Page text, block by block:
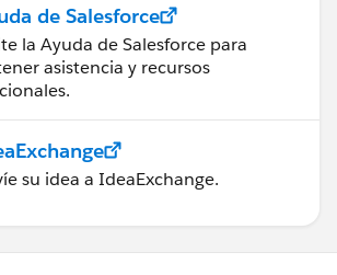
de Salesforce
la Ayuda de Salesforce para
asistencia y recursos
su idea a IdeaExchange.